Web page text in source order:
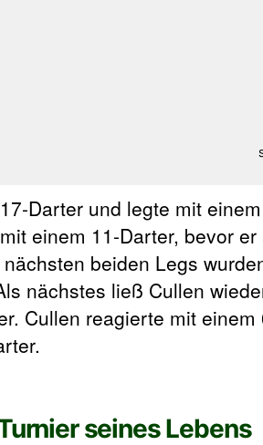
Darter und legte mit
einem 11-Darter, bevor
beiden Legs
nächstes ließ Cullen
Cullen reagierte mit
seines Lebens